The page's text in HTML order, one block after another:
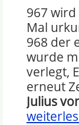
967
Mal
968 der
wurde
verlegt,
erneut
Julius